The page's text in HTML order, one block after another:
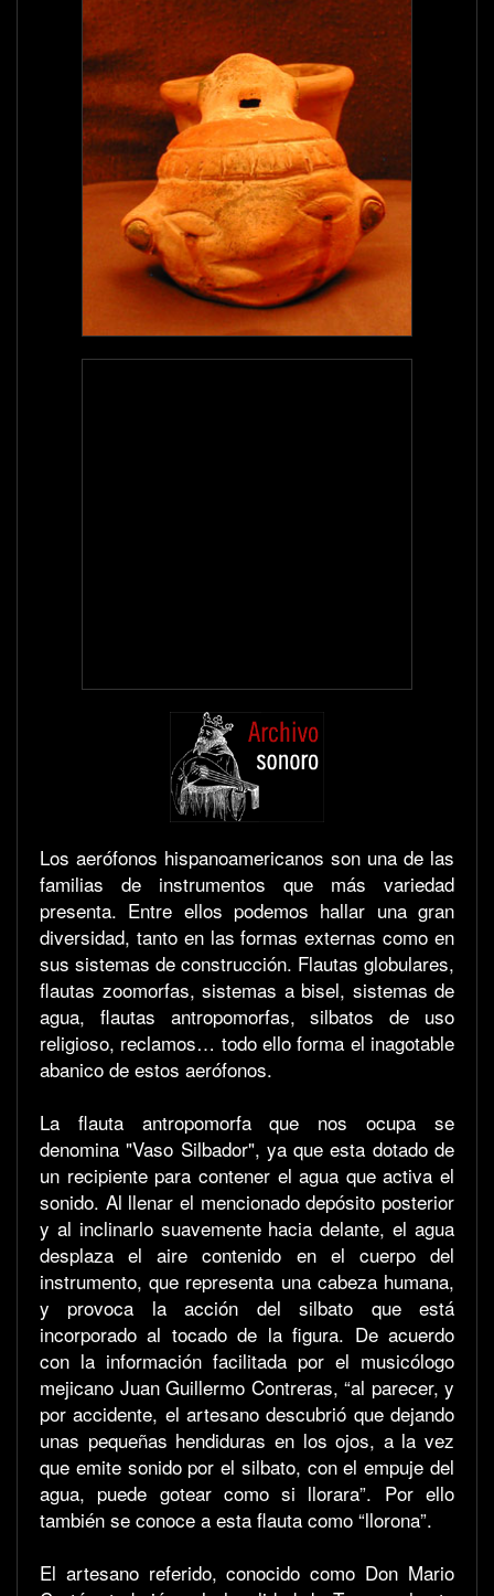
Los aerófonos hispanoamericanos son una de las
familias de instrumentos que más variedad
presenta. Entre ellos podemos hallar una gran
diversidad, tanto en las formas externas como en
sus sistemas de construcción. Flautas globulares,
flautas zoomorfas, sistemas a bisel, sistemas de
agua, flautas antropomorfas, silbatos de uso
religioso, reclamos… todo ello forma el inagotable
abanico de estos aerófonos.
La flauta antropomorfa que nos ocupa se
denomina "Vaso Silbador", ya que esta dotado de
un recipiente para contener el agua que activa el
sonido. Al llenar el mencionado depósito posterior
y al inclinarlo suavemente hacia delante, el agua
desplaza el aire contenido en el cuerpo del
instrumento, que representa una cabeza humana,
y provoca la acción del silbato que está
incorporado al tocado de la figura. De acuerdo
con la información facilitada por el musicólogo
mejicano Juan Guillermo Contreras, “al parecer, y
por accidente, el artesano descubrió que dejando
unas pequeñas hendiduras en los ojos, a la vez
que emite sonido por el silbato, con el empuje del
agua, puede gotear como si llorara”. Por ello
también se conoce a esta flauta como “llorona”.
El artesano referido, conocido como Don Mario